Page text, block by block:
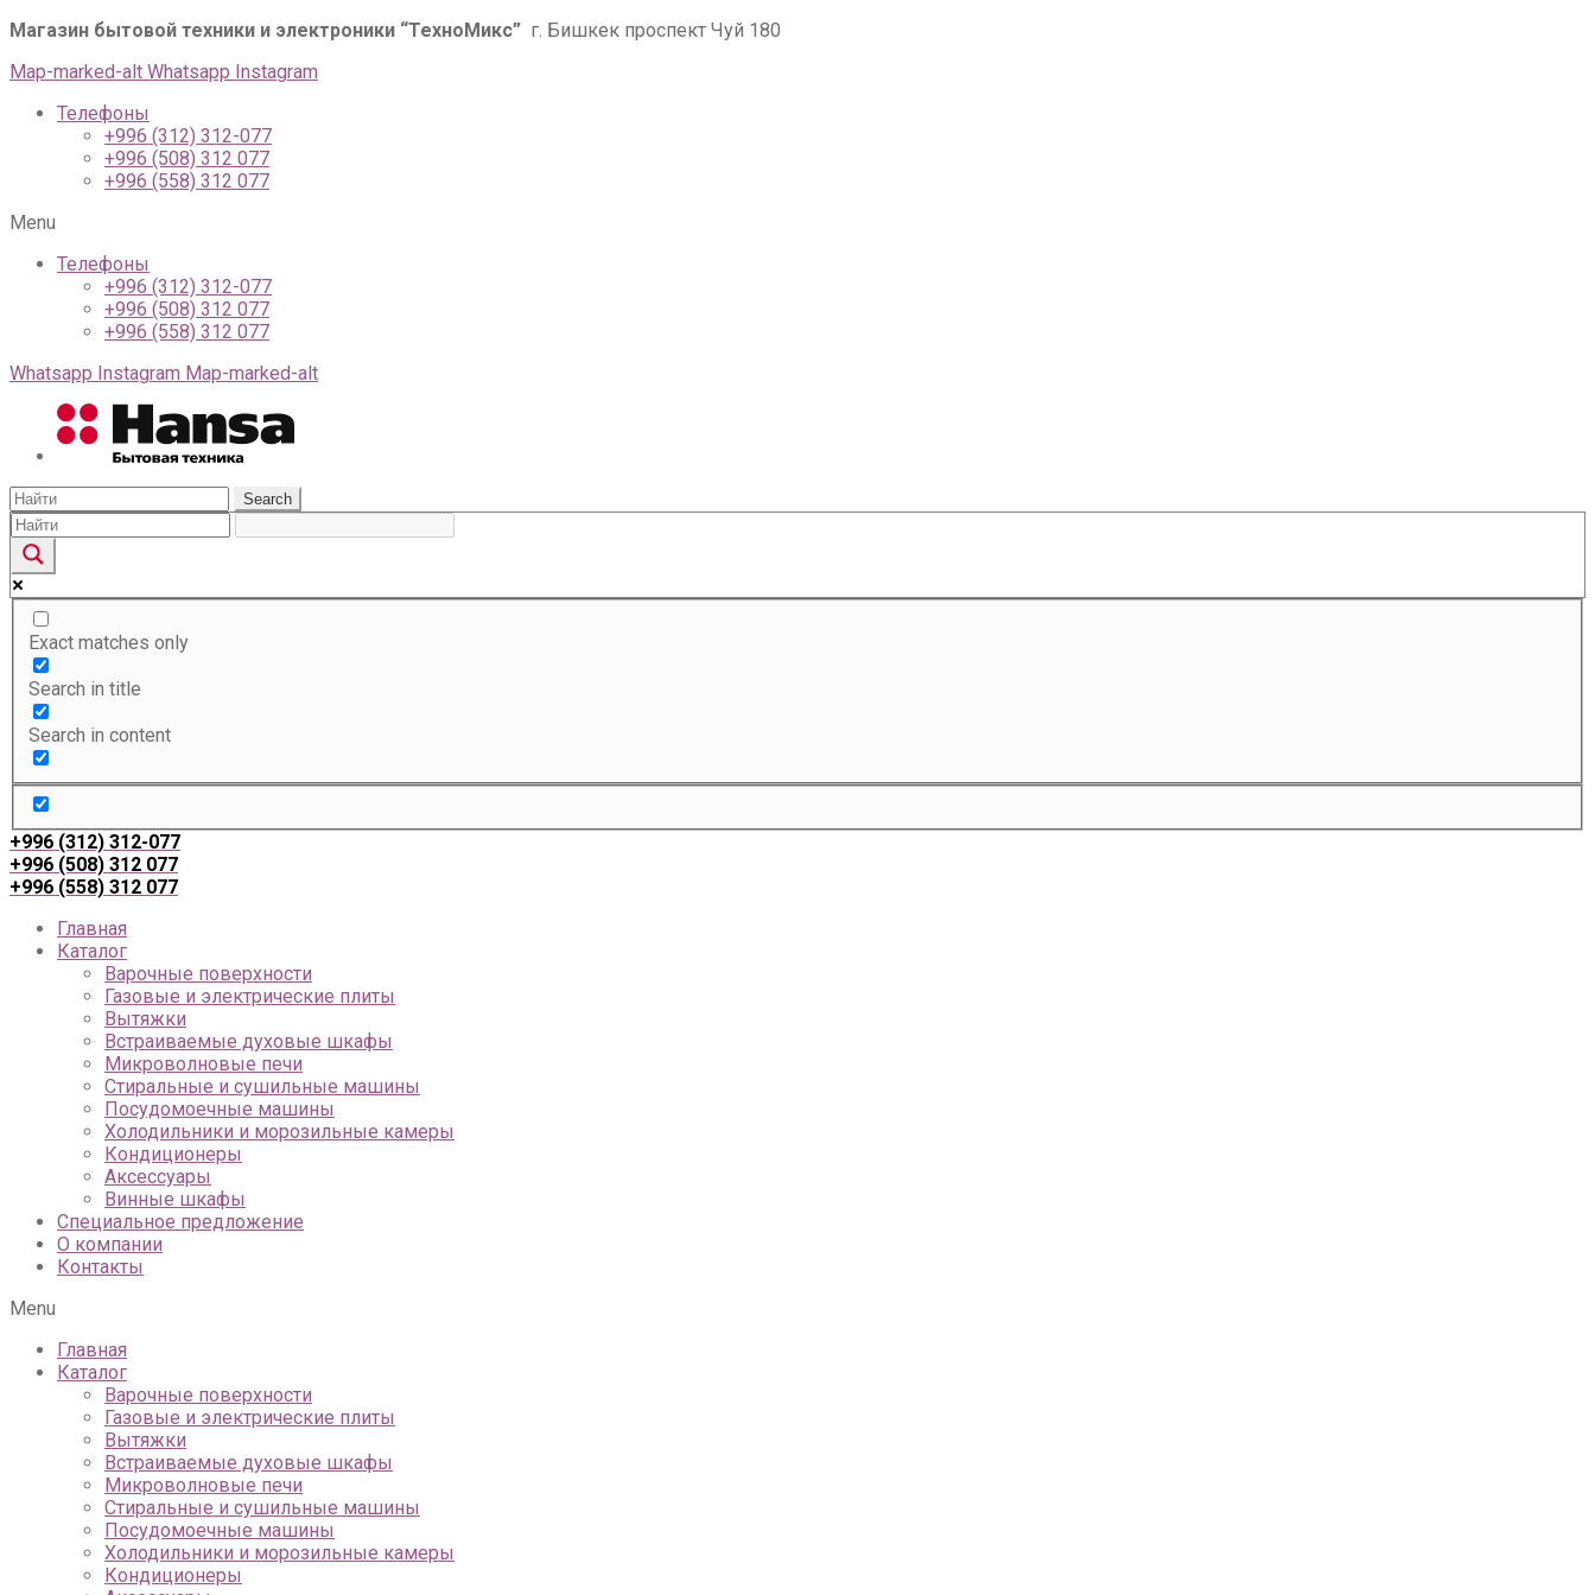
Магазин бытовой техники и электроники “ТехноМикс” г. Бишкек проспект Чуй 180
Map-marked-alt Whatsapp Instagram
Телефоны
+996 (312) 312-077
+996 (508) 312 077
+996 (558) 312 077
Menu
Телефоны
+996 (312) 312-077
+996 (508) 312 077
+996 (558) 312 077
Whatsapp Instagram Map-marked-alt
Search
Exact matches only
Search in title
Search in content
+996 (312) 312-077
+996 (508) 312 077
+996 (558) 312 077
Главная
Каталог
Варочные поверхности
Газовые и электрические плиты
Вытяжки
Встраиваемые духовые шкафы
Микроволновые печи
Стиральные и сушильные машины
Посудомоечные машины
Холодильники и морозильные камеры
Кондиционеры
Аксессуары
Винные шкафы
Специальное предложение
О компании
Контакты
Menu
Главная
Каталог
Варочные поверхности
Газовые и электрические плиты
Вытяжки
Встраиваемые духовые шкафы
Микроволновые печи
Стиральные и сушильные машины
Посудомоечные машины
Холодильники и морозильные камеры
Кондиционеры